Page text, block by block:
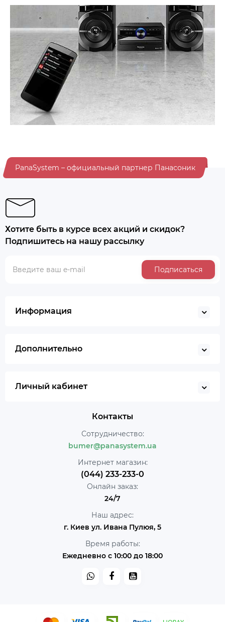
PanaSystem – официальный партнер Панасоник
Хотите быть в курсе всех акций и скидок?
Подпишитесь на нашу рассылку
Подписаться
Информация
Дополнительно
Личный кабинет
Контакты
Сотрудничество:
bumer@panasystem.ua
Интернет магазин:
(044) 233-233-0
Онлайн заказ:
24/7
Наш адрес:
г. Киев ул. Ивана Пулюя, 5
Время работы:
Ежедневно с 10:00 до 18:00